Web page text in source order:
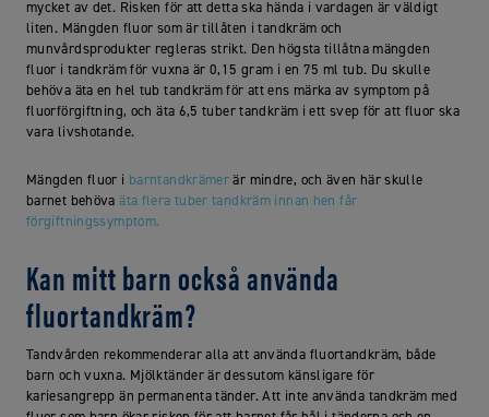
mycket av det. Risken för att detta ska hända i vardagen är väldigt
liten. Mängden fluor som är tillåten i tandkräm och
munvårdsprodukter regleras strikt. Den högsta tillåtna mängden
fluor i tandkräm för vuxna är 0,15 gram i en 75 ml tub. Du skulle
behöva äta en hel tub tandkräm för att ens märka av symptom på
fluorförgiftning, och äta 6,5 tuber tandkräm i ett svep för att fluor ska
vara livshotande.
Mängden fluor i barntandkrämerär mindre, och även här skulle
barnet behövaäta flera tuber tandkräm innan hen får
förgiftningssymptom.
Kan mitt barn också använda
fluortandkräm?
Tandvården rekommenderar alla att använda fluortandkräm, både
barn och vuxna. Mjölktänder är dessutom känsligare för
kariesangrepp än permanenta tänder. Att inte använda tandkräm med